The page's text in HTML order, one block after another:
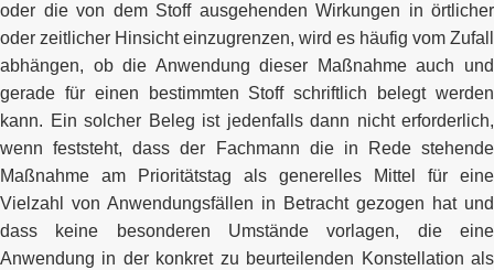
oder die von dem Stoff ausgehenden Wirkungen in örtlicher
oder zeitlicher Hinsicht einzugrenzen, wird es häufig vom Zufall
abhängen, ob die Anwendung dieser Maßnahme auch und
gerade für einen bestimmten Stoff schriftlich belegt werden
kann. Ein solcher Beleg ist jedenfalls dann nicht erforderlich,
wenn feststeht, dass der Fachmann die in Rede stehende
Maßnahme am Prioritätstag als generelles Mittel für eine
Vielzahl von Anwendungsfällen in Betracht gezogen hat und
dass keine besonderen Umstände vorlagen, die eine
Anwendung in der konkret zu beurteilenden Konstellation als